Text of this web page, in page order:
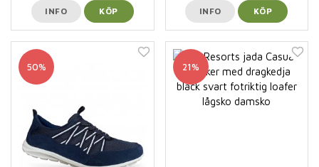
INFO KÖP INFO KÖP
50% 21%